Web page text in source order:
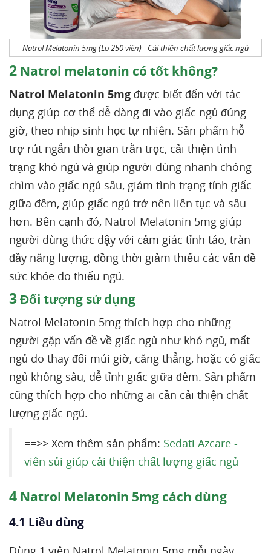
Natrol Melatonin 5mg (Lọ 250 viên) - Cải thiện chất lượng giấc ngủ
2 Natrol melatonin có tốt không?
Natrol Melatonin 5mg được biết đến với tác
dụng giúp cơ thể dễ dàng đi vào giấc ngủ đúng
giờ, theo nhịp sinh học tự nhiên. Sản phẩm hỗ
trợ rút ngắn thời gian trằn trọc, cải thiện tình
trạng khó ngủ và giúp người dùng nhanh chóng
chìm vào giấc ngủ sâu, giảm tình trạng tỉnh giấc
giữa đêm, giúp giấc ngủ trở nên liên tục và sâu
hơn. Bên cạnh đó, Natrol Melatonin 5mg giúp
người dùng thức dậy với cảm giác tỉnh táo, tràn
đầy năng lượng, đồng thời giảm thiểu các vấn đề
sức khỏe do thiếu ngủ.
3Đối tượng sử dụng
Natrol Melatonin 5mg thích hợp cho những
người gặp vấn đề về giấc ngủ như khó ngủ, mất
ngủ do thay đổi múi giờ, căng thẳng, hoặc có giấc
ngủ không sâu, dễ tỉnh giấc giữa đêm. Sản phẩm
cũng thích hợp cho những ai cần cải thiện chất
lượng giấc ngủ.
==>> Xem thêm sản phẩm: Sedati Azcare -
viên sủi giúp cải thiện chất lượng giấc ngủ
4 Natrol Melatonin 5mg cách dùng
4.1 Liều dùng